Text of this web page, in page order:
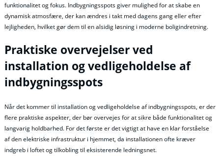
funktionalitet og fokus. Indbygningsspots giver mulighed for at skabe en
dynamisk atmosfære, der kan ændres i takt med dagens gang eller efter
lejligheden, hvilket gør dem til en alsidig løsning i moderne boligindretning.
Praktiske overvejelser ved
installation og vedligeholdelse af
indbygningsspots
Når det kommer til installation og vedligeholdelse af indbygningsspots, er der
flere praktiske aspekter, der bør overvejes for at sikre både funktionalitet og
langvarig holdbarhed. For det første er det vigtigt at have en klar forståelse
af den elektriske infrastruktur i hjemmet, da installationen ofte kræver
indgreb i loftet og tilkobling til eksisterende ledningsnet.